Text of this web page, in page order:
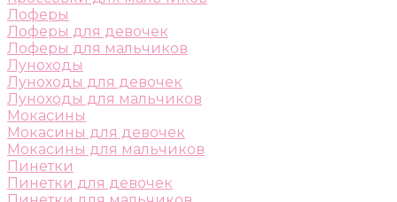
Лоферы
Лоферы для девочек
Лоферы для мальчиков
Луноходы
Луноходы для девочек
Луноходы для мальчиков
Мокасины
Мокасины для девочек
Мокасины для мальчиков
Пинетки
Пинетки для девочек